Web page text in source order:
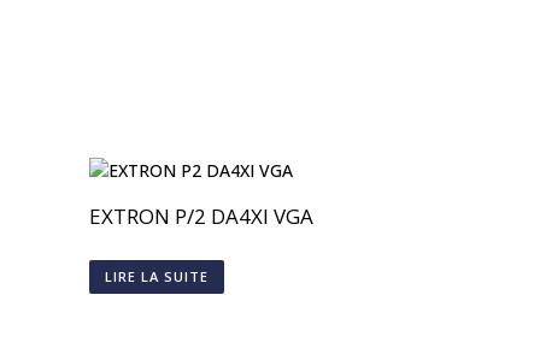
EXTRON P/2 DA4XI VGA
LIRE LA SUITE